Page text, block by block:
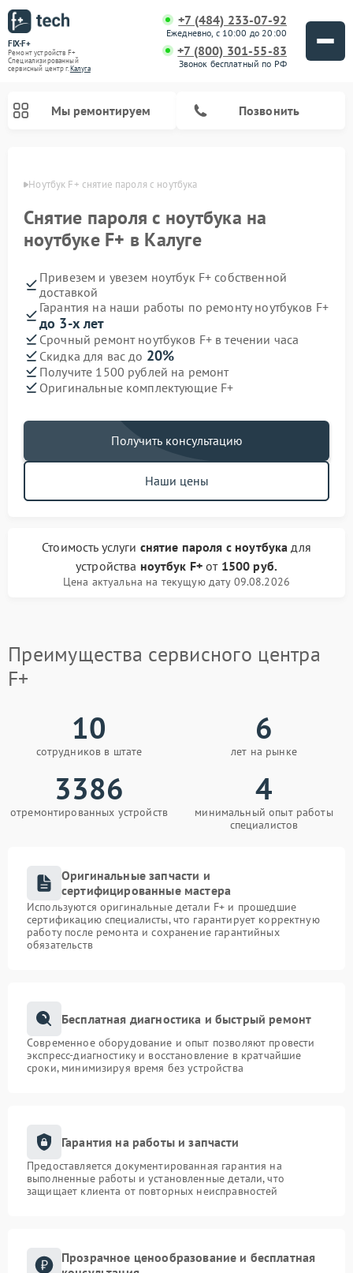
FIX-F+
Ремонт устройств F+
Специализированный
cервисный центр г.Калуга
+7 (484) 233-07-92
Ежедневно, с 10:00 до 20:00
+7 (800) 301-55-83
Звонок бесплатный по РФ
Мы ремонтируем Позвонить
Ноутбук F+ снятие пароля с ноутбука
Снятие пароля с ноутбука на
ноутбуке F+ в Калуге
Привезем и увезем ноутбук F+ собственной
доставкой
Гарантия на наши работы по ремонту ноутбуков F+
до 3-х лет
Срочный ремонт ноутбуков F+ в течении часа
Скидка для вас до 20%
Получите 1500 рублей на ремонт
Оригинальные комплектующие F+
Получить консультацию
Наши цены
Стоимость услуги снятие пароля с ноутбука для
устройства ноутбук F+ от 1500 руб.
Цена актуальна на текущую дату 09.08.2026
Преимущества сервисного центра
F+
10
сотрудников в штате
6
лет на рынке
3386
отремонтированных устройств
4
минимальный опыт работы
специалистов
Оригинальные запчасти и
сертифицированные мастера
Используются оригинальные детали F+ и прошедшие
сертификацию специалисты, что гарантирует корректную
работу после ремонта и сохранение гарантийных
обязательств
Бесплатная диагностика и быстрый ремонт
Современное оборудование и опыт позволяют провести
экспресс-диагностику и восстановление в кратчайшие
сроки, минимизируя время без устройства
Гарантия на работы и запчасти
Предоставляется документированная гарантия на
выполненные работы и установленные детали, что
защищает клиента от повторных неисправностей
Прозрачное ценообразование и бесплатная